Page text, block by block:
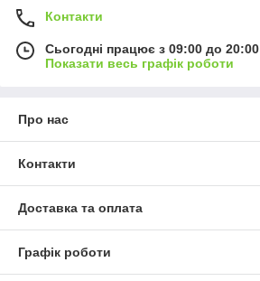
Контакти
Сьогодні працює з 09:00 до 20:00
Показати весь графік роботи
Про нас
Контакти
Доставка та оплата
Графік роботи